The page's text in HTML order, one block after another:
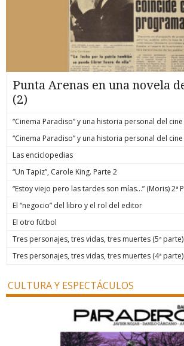
Punta Arenas en una novela
(2)
“Cinema Paradiso” y una historia personal del cine
“Cinema Paradiso” y una historia personal del cine
Las enciclopedias
“Un Tapiz”, Carole King. Parte 2
“Estoy viejo pero las tardes son mías…” (Moris) 2ª
El “negocio” del libro y el rol del editor
El otro fútbol
Tres personajes, tres vidas, tres muertes (5ª parte).
Tres personajes, tres vidas, tres muertes (4ª parte)
CULTURA Y ESPECTÁCULOS